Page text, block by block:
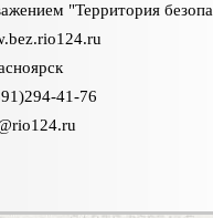
"Территория
41-76